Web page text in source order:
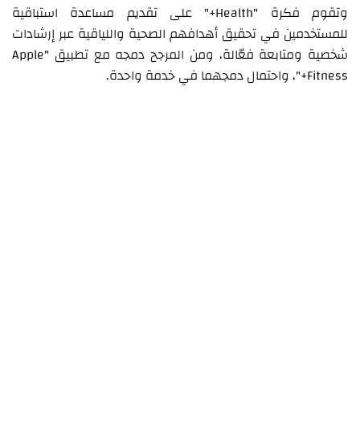
وتقوم فكرة "Health+" على تقديم مساعدة استباقية
للمستخدمين في تحقيق أهدافهم الصحية واللياقية عبر إرشادات
شخصية ومتابعة فعّالة، ومن المرجح دمجه مع تطبيق "Apple
Fitness+"، واحتمال دمجهما في خدمة واحدة.